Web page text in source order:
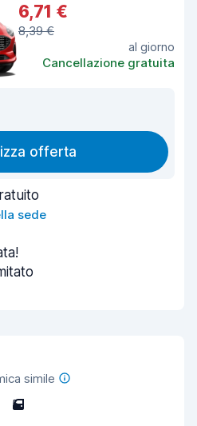
6,71 €
8,39 €
al giorno
Cancellazione gratuita
offerta
sede
simile
5